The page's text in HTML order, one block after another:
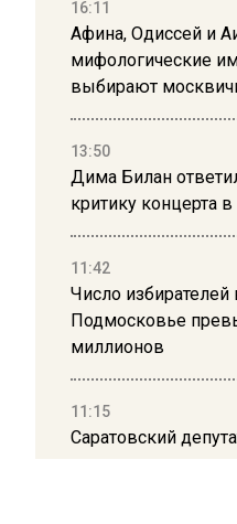
16:11
Афина, Одиссей и
мифологические
выбирают
13:50
Дима Билан
критику концерта
11:42
Число избирателей
Подмосковье
миллионов
11:15
Саратовский